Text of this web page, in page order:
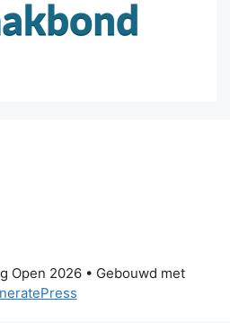
Open 2026• Gebouwd met